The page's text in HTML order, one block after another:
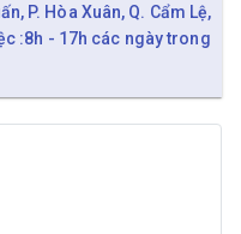
P. Hòa Xuân, Q. Cẩm Lệ,
:8h - 17h các ngày trong